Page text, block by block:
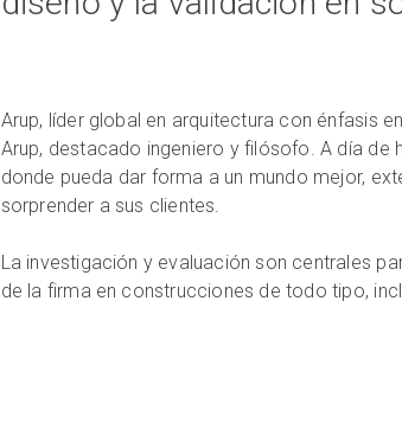
Arup, líder global en arquitectura con énfasis
Arup, destacado ingeniero y filósofo. A día de
donde pueda dar forma a un mundo mejor,
sorprender a sus clientes.
La investigación y evaluación son centrales
de la firma en construcciones de todo tipo,